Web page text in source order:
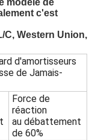
modèle de
c'est
C, Western Union,
d'amortisseurs
de Jamais-
Force de
réaction
au débattement
de 60%